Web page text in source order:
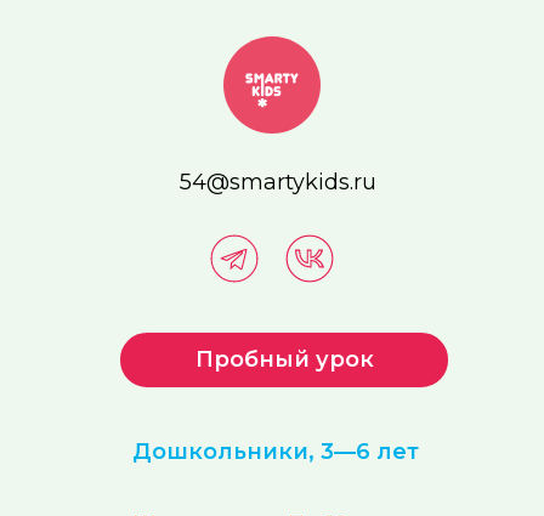
Дошкольники, 3—6 лет
54@smartykids.ru
Пробный урок